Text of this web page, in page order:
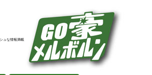
ュな情報満載